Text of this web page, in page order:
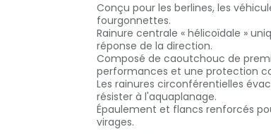
Conçu pour les berlines, les
fourgonnettes.
Rainure centrale « hélicoïdale »
réponse de la direction.
Composé de caoutchouc de
performances et une protection
Les rainures circonférentielles
résister à l'aquaplanage.
Épaulement et flancs renforcés
virages.